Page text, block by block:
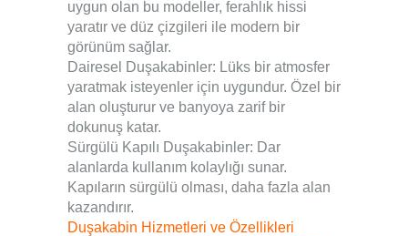
uygun olan bu modeller, ferahlık hissi
yaratır ve düz çizgileri ile modern bir
görünüm sağlar.
Dairesel Duşakabinler: Lüks bir atmosfer
yaratmak isteyenler için uygundur. Özel bir
alan oluşturur ve banyoya zarif bir
dokunuş katar.
Sürgülü Kapılı Duşakabinler: Dar
alanlarda kullanım kolaylığı sunar.
Kapıların sürgülü olması, daha fazla alan
kazandırır.
Duşakabin Hizmetleri ve Özellikleri